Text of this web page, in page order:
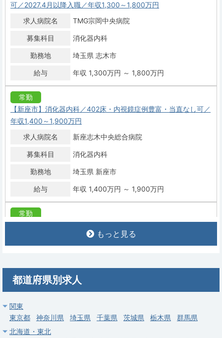
可／2027.4月以降入職／年収1,300～1,800万円
求人病院名
TMG宗岡中央病院
募集科目 消化器内科
勤務地 埼玉県 志木市
給与 年収 1,300万円 ～ 1,800万円
常勤
【新座市】消化器内科／402床・内視鏡症例豊富・当直なし可／
年収1,400～1,900万円
求人病院名
新座志木中央総合病院
募集科目 消化器内科
勤務地 埼玉県 新座市
給与 年収 1,400万円 ～ 1,900万円
常勤
可／年収1,400～1,600万円
募集科目 消化器内科 消化器外科
勤務地 埼玉県 戸田市
常勤
もっと見る
都道府県別求人
関東
東京都
神奈川県 埼玉県 千葉県 茨城県 栃木県
群馬県
北海道・東北